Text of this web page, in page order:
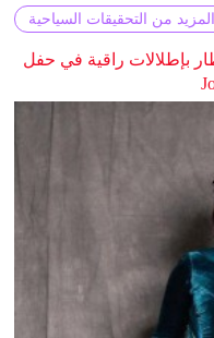
المزيد من التحقيقات السياحية
بإطلالات راقية في حفل